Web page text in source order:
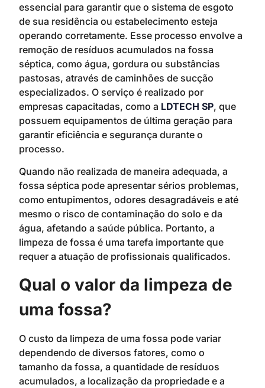
essencial para garantir que o sistema de esgoto
de sua residência ou estabelecimento esteja
operando corretamente. Esse processo envolve a
remoção de resíduos acumulados na fossa
séptica, como água, gordura ou substâncias
pastosas, através de caminhões de sucção
especializados. O serviço é realizado por
empresas capacitadas, como a LDTECH SP, que
possuem equipamentos de última geração para
garantir eficiência e segurança durante o
processo.
Quando não realizada de maneira adequada, a
fossa séptica pode apresentar sérios problemas,
como entupimentos, odores desagradáveis e até
mesmo o risco de contaminação do solo e da
água, afetando a saúde pública. Portanto, a
limpeza de fossa é uma tarefa importante que
requer a atuação de profissionais qualificados.
Qual o valor da limpeza de
uma fossa?
O custo da limpeza de uma fossa pode variar
dependendo de diversos fatores, como o
tamanho da fossa, a quantidade de resíduos
acumulados, a localização da propriedade e a